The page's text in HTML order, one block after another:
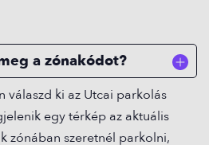
a zónakódot?
válaszd ki az Utcai parkolás
egy térkép az aktuális
zónában szeretnél parkolni,